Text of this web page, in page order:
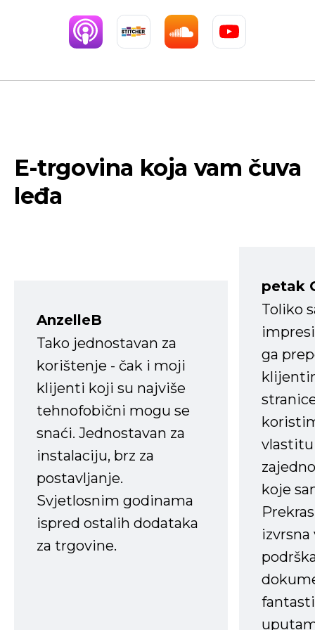
E-trgovina koja vam čuva
leđa
AnzelleB
Tako jednostavan za
korištenje - čak i moji
klijenti koji su najviše
tehnofobični mogu se
snaći. Jednostavan za
instalaciju, brz za
postavljanje.
Svjetlosnim godinama
ispred ostalih dodataka
za trgovine.
petak
Toliko
ga
koje